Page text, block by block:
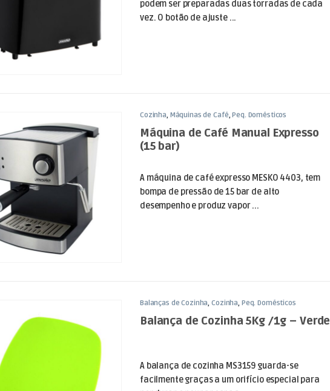
podem ser preparadas duas torradas de cada
vez. O botão de ajuste ...
Cozinha, Máquinas de Café,Peq. Domésticos
Máquina de Café Manual Expresso
(15 bar)
A máquina de café expresso MESKO 4403, tem
bompa de pressão de 15 bar de alto
desempenho e produz vapor ...
Balanças de Cozinha,Cozinha, Peq. Domésticos
Balança de Cozinha 5Kg /1g – Verde
A balança de cozinha MS3159 guarda-se
facilmente graças a um orifício especial para